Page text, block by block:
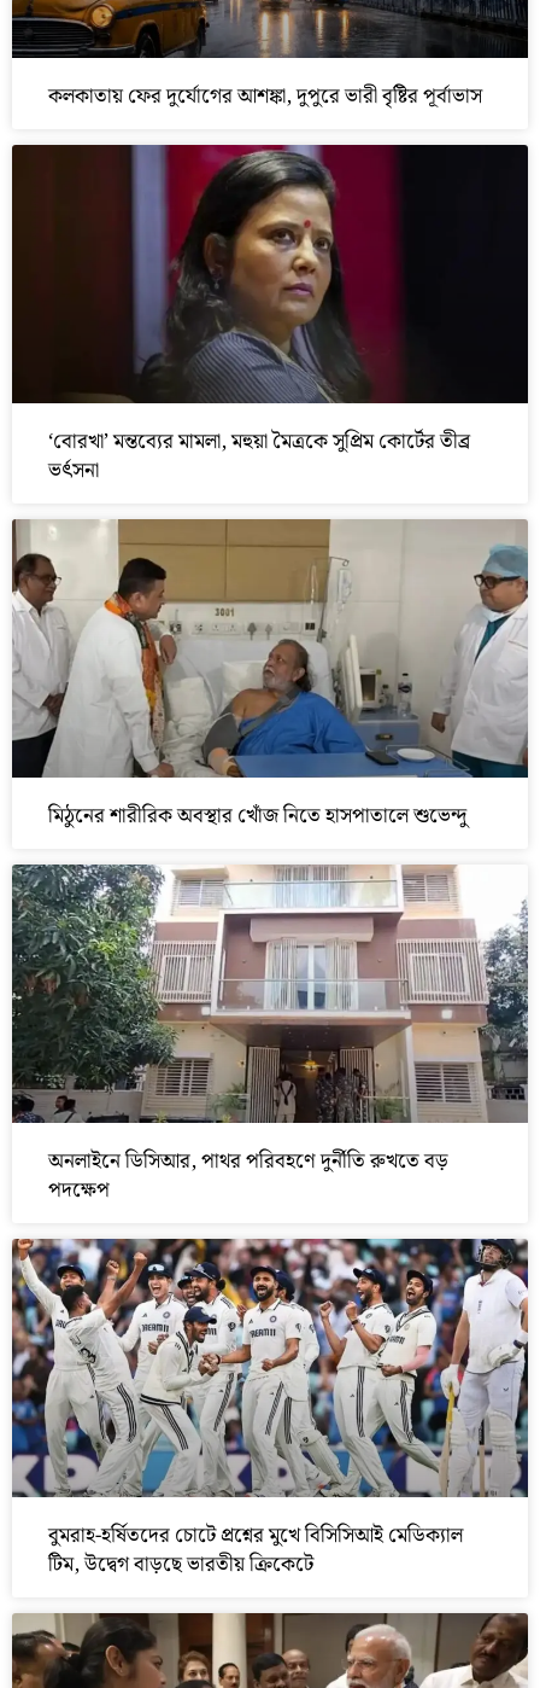
কলকাতায় ফের দুর্যোগের আশঙ্কা, দুপুরে ভারী বৃষ্টির পূর্বাভাস
‘বোরখা’ মন্তব্যের মামলা, মহুয়া মৈত্রকে সুপ্রিম কোর্টের তীব্র
ভর্ৎসনা
মিঠুনের শারীরিক অবস্থার খোঁজ নিতে হাসপাতালে শুভেন্দু
অনলাইনে ডিসিআর, পাথর পরিবহণে দুর্নীতি রুখতে বড়
পদক্ষেপ
বুমরাহ-হর্ষিতদের চোটে প্রশ্নের মুখে বিসিসিআই মেডিক্যাল
টিম, উদ্বেগ বাড়ছে ভারতীয় ক্রিকেটে